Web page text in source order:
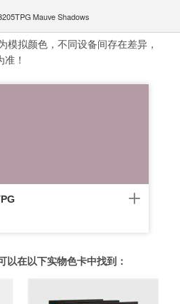
Mauve Shadows
模拟颜色，不同设备间存在差异，
！
以在以下实物色卡中找到：